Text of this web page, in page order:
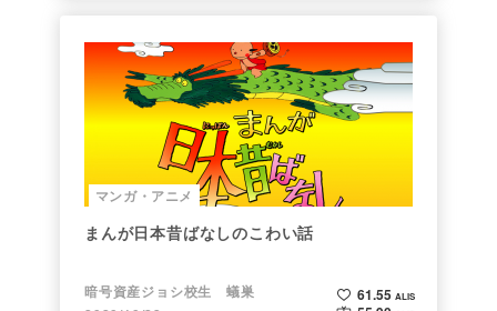
マンガ・アニメ
まんが日本昔ばなしのこわい話
暗号資産ジョシ校生 蟻巣
61.55 ALIS